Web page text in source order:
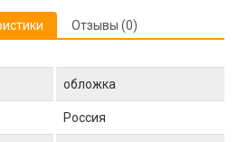
Отзывы (0)
обложка
Россия